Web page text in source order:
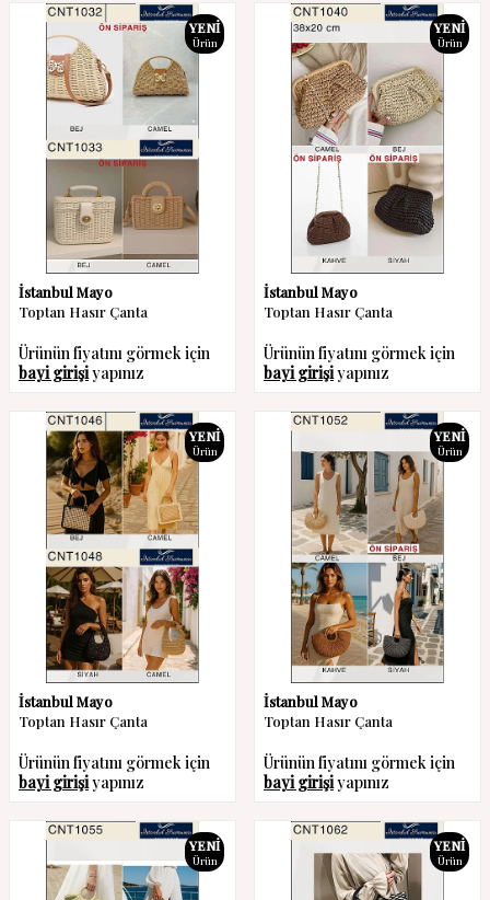
YENI
Ürün
İstanbul Mayo
Toptan Hasır Çanta
Ürünün fiyatını görmek için
bayi girişiyapınız
YENI
Ürün
İstanbul Mayo
Toptan Hasır Çanta
Ürünün fiyatını görmek için
bayi girişiyapınız
YENI
Ürün
İstanbul Mayo
Toptan Hasır Çanta
Ürünün fiyatını görmek için
bayi girişiyapınız
YENI
Ürün
İstanbul Mayo
Toptan Hasır Çanta
Ürünün fiyatını görmek için
bayi girişiyapınız
YENI
Ürün
YENI
Ürün